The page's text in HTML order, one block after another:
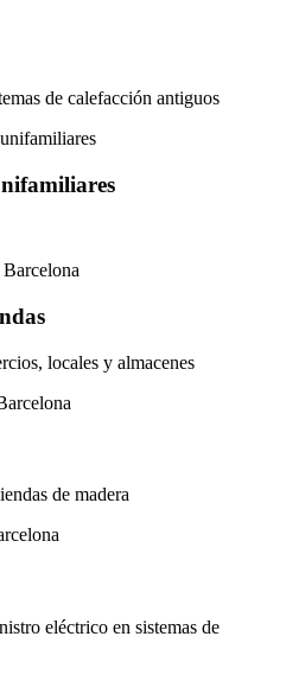
de calefacción antiguos
locales y almacenes
de madera
eléctrico en sistemas de